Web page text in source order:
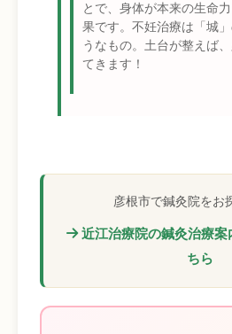
とで、身体が本来の生命
果です。不妊治療は「城
うなもの。土台が整えば
てきます！
彦根市で鍼灸院をお
近江治療院の鍼灸治療案
ちら